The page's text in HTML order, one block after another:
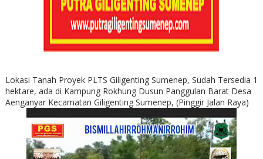
Lokasi Tanah Proyek PLTS Giligenting Sumenep, Sudah Tersedia 1
hektare, ada di Kampung Rokhung Dusun Panggulan Barat Desa
Aenganyar Kecamatan Giligenting Sumenep, (Pinggir Jalan Raya)